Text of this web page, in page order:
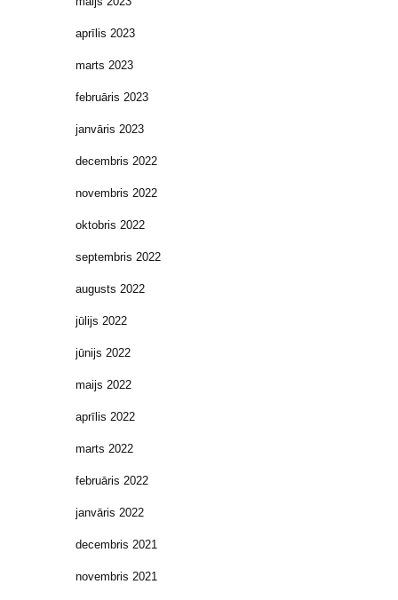
aprīlis 2023
marts 2023
februāris 2023
janvāris 2023
decembris 2022
novembris 2022
oktobris 2022
septembris 2022
augusts 2022
jūlijs 2022
jūnijs 2022
maijs 2022
aprīlis 2022
marts 2022
februāris 2022
janvāris 2022
decembris 2021
novembris 2021